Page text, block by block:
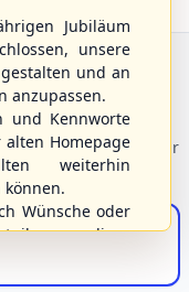
Sie einen Einstieg für
Jubiläum
unsere
und an
anzupassen.
und Kennworte
Homepage
weiterhin
Wünsche oder
ihr uns diese